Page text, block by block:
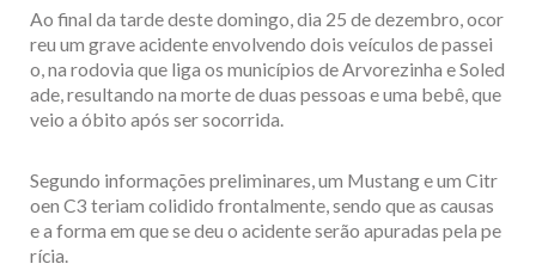
Ao final da tarde deste domingo, dia 25 de dezembro, ocor
reu um grave acidente envolvendo dois veículos de passei
o, na rodovia que liga os municípios de Arvorezinha e Soled
ade, resultando na morte de duas pessoas e uma bebê, que
veio a óbito após ser socorrida.
Segundo informações preliminares, um Mustang e um Citr
oen C3 teriam colidido frontalmente, sendo que as causas
e a forma em que se deu o acidente serão apuradas pela pe
rícia.